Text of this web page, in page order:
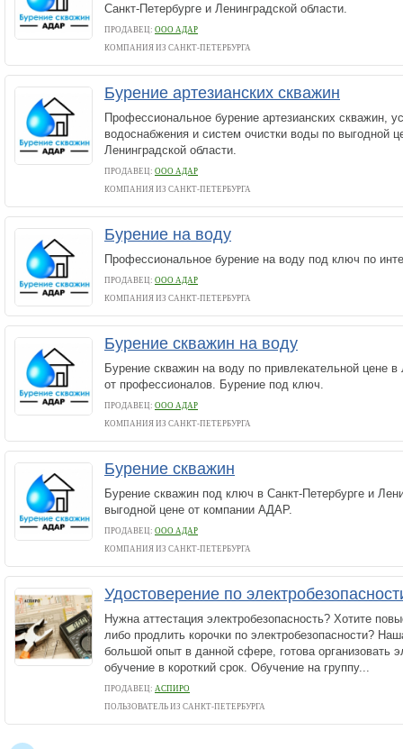
Санкт-Петербурге и Ленинградской области.
ПРОДАВЕЦ: ООО АДАР
КОМПАНИЯ ИЗ САНКТ-ПЕТЕРБУРГА
Бурение артезианских скважин
Профессиональное бурение артезианских скважин,
водоснабжения и систем очистки воды по выгодной
Ленинградской области.
ПРОДАВЕЦ: ООО АДАР
КОМПАНИЯ ИЗ САНКТ-ПЕТЕРБУРГА
Бурение на воду
Профессиональное бурение на воду под ключ по
ПРОДАВЕЦ: ООО АДАР
КОМПАНИЯ ИЗ САНКТ-ПЕТЕРБУРГА
Бурение скважин на воду
Бурение скважин на воду по привлекательной цене в
от профессионалов. Бурение под ключ.
ПРОДАВЕЦ: ООО АДАР
КОМПАНИЯ ИЗ САНКТ-ПЕТЕРБУРГА
Бурение скважин
Бурение скважин под ключ в Санкт-Петербурге и
выгодной цене от компании АДАР.
ПРОДАВЕЦ: ООО АДАР
КОМПАНИЯ ИЗ САНКТ-ПЕТЕРБУРГА
Удостоверение по
Нужна аттестация электробезопасность? Хотите
либо продлить корочки по электробезопасности?
большой опыт в данной сфере, готова организовать
обучение в короткий срок. Обучение на группу...
ПРОДАВЕЦ: АСПИРО
ПОЛЬЗОВАТЕЛЬ ИЗ САНКТ-ПЕТЕРБУРГА